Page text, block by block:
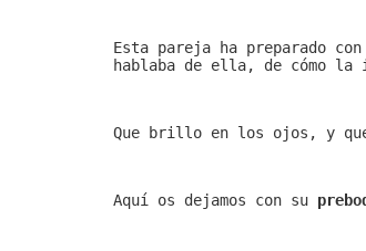
Esta pareja ha preparado con
hablaba de ella, de cómo la
Que brillo en los ojos, y
Aquí os dejamos con su